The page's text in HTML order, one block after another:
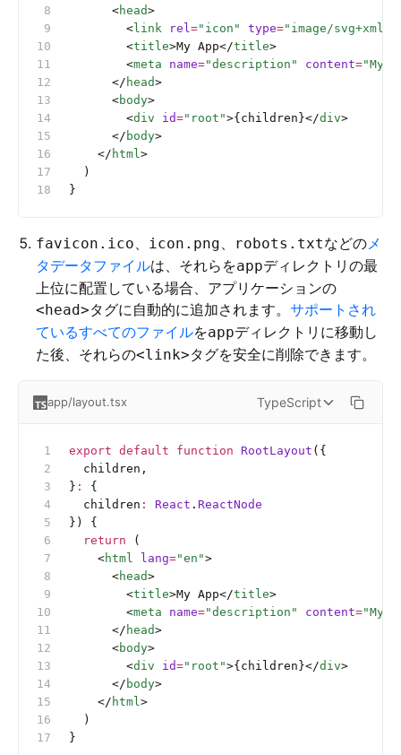
      <
head>
        <
link rel="icon" type="image/svg+xml"
        <
title>My App</title>
        <
meta name="description" content="My
      </
head>
      <
body>
        <
div id="root">{children}</div>
      </
body>
    </
html>
  )
}
favicon.ico、 icon.png、 robots.txtなどのメ
タデータファイルは、それらをappディレクトリの最
上位に配置している場合、アプリケーションの
<head>タグに自動的に追加されます。 サポートされ
ているすべてのファイルをappディレクトリに移動し
た後、それらの<link>タグを安全に削除できます。
app/layout.tsx TypeScript
export default function RootLayout ({
  children,
} :
{
  children
: React . ReactNode
}) {
  return
(
    <
html lang="en">
      <
head>
        <
title>My App</title>
        <
meta name="description" content="My
      </
head>
      <
body>
        <
div id="root">{children}</div>
      </
body>
    </
html>
  )
}